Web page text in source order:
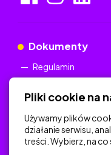
Dokumenty
Regulamin
Na skróty
Pliki cookie na
Używamy plików
działanie serwisu,
treści. Wybierz, na co